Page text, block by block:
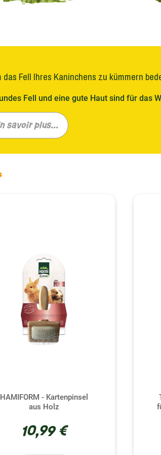
das Fell Ihres Kaninchens zu kümmern
Fell und eine gute Haut sind für das
vielfältige Auswahl an Produkten
speziell auf die Bedürfnisse Ihres
eine gesunde Haut und beugen
Ihnen auch, den Zustand der Haut Ihres
gewährleisten. Über den ästhetischen
Ihnen und Ihrem Kaninchen, der Ihre
Haut für ein glückliches
der Haut ist ebenso wichtig wie
wie Ringelflechte oder andere
Rongeur ausgewählten Pflegeprodukte
vorzubeugen oder sie sanft zu
auszuwählen und bei Bedarf
Ein wichtiger
Zähneputzen spielt auch eine
und ihre Früherkennung erleichtert.
und gesundheitliche Probleme
um Ihr Kaninchen vor diesen
savoir plus...
HAMIFORM - Kartenpinsel
aus Holz
10,99 €